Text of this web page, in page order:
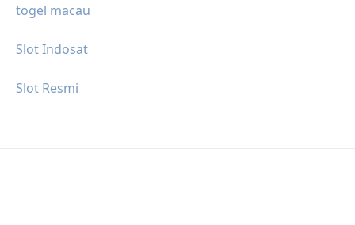
togel macau
Slot Indosat
Slot Resmi